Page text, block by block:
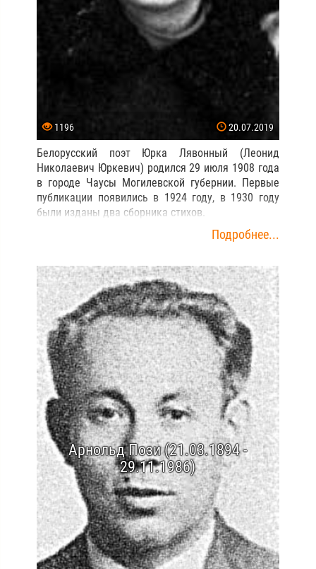
1196 20.07.2019
Белорусский поэт Юрка Лявонный (Леонид
Николаевич Юркевич) родился 29 июля 1908 года
в городе Чаусы Могилевской губернии. Первые
публикации появились в 1924 году, в 1930 году
были изданы два сборника стихов.
Подробнее...
Арнольд Пози (21.03.1894 -
29.11.1986)